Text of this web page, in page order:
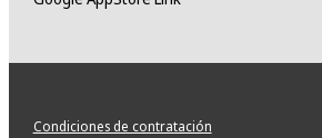
Condiciones de contratación